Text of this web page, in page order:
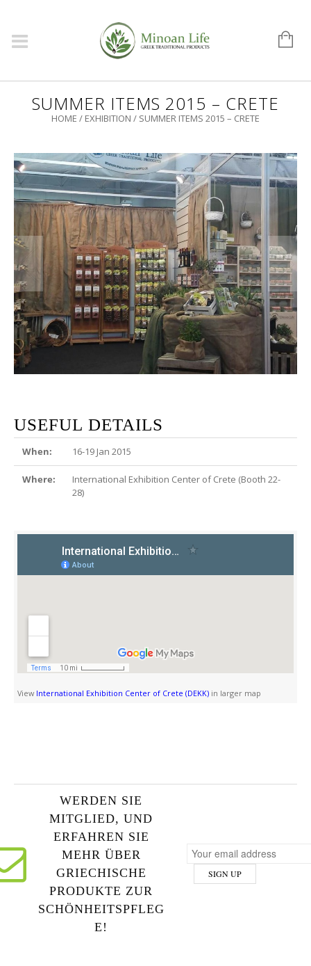
SUMMER ITEMS 2015 – CRETE
HOME / EXHIBITION / SUMMER ITEMS 2015 – CRETE
USEFUL DETAILS
When: 16-19 Jan 2015
Where:
International Exhibition Center of Crete (Booth 22-
28)
View International Exhibition Center of Crete (DEKK) in larger map
WERDEN SIE
MITGLIED, UND
ERFAHREN SIE
MEHR ÜBER
GRIECHISCHE
PRODUKTE ZUR
SCHÖNHEITSPFLEG
E!